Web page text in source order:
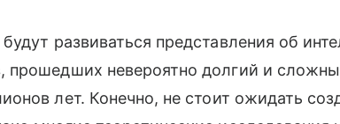
развиваться представления об
прошедших невероятно долгий и
лет. Конечно, не стоит ожидать